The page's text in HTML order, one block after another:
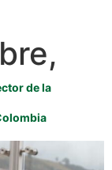
de la